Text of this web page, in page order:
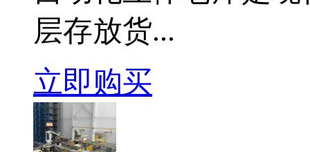
层存放货...
立即购买